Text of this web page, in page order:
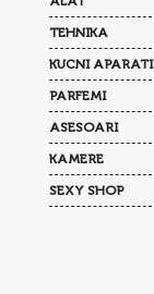
TEHNIKA
KUCNI APARATI
PARFEMI
ASESOARI
KAMERE
SEXY SHOP